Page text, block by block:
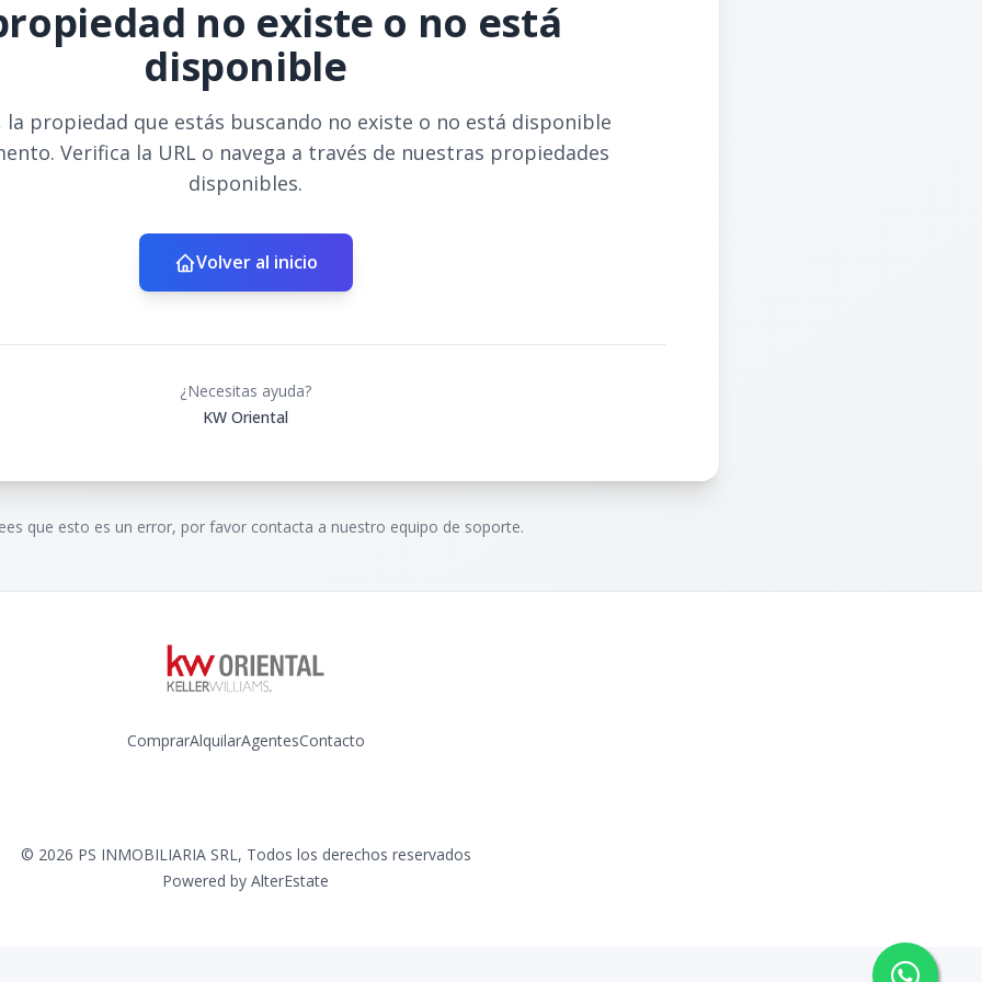
no existe o no está
disponible
propiedad que estás buscando no existe o no está disponible
Verifica la URL o navega a través de nuestras propiedades
disponibles.
Volver al inicio
¿Necesitas ayuda?
KW Oriental
que esto es un error, por favor contacta a nuestro equipo de soporte.
ComprarAlquilarAgentesContacto
© 2026 PS INMOBILIARIA SRL, Todos los derechos reservados
Powered by AlterEstate